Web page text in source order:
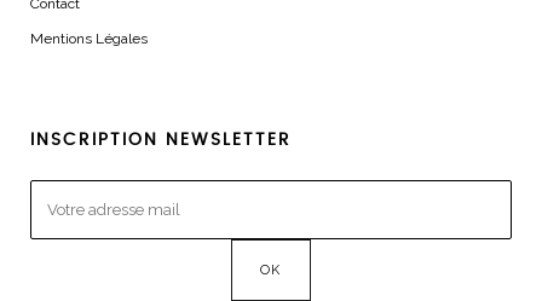
Contact
Mentions Légales
INSCRIPTION NEWSLETTER